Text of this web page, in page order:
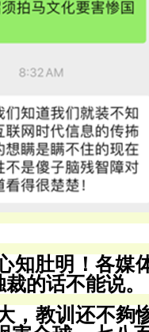
知肚明！各媒
的话不能说。
， 教训还不夠